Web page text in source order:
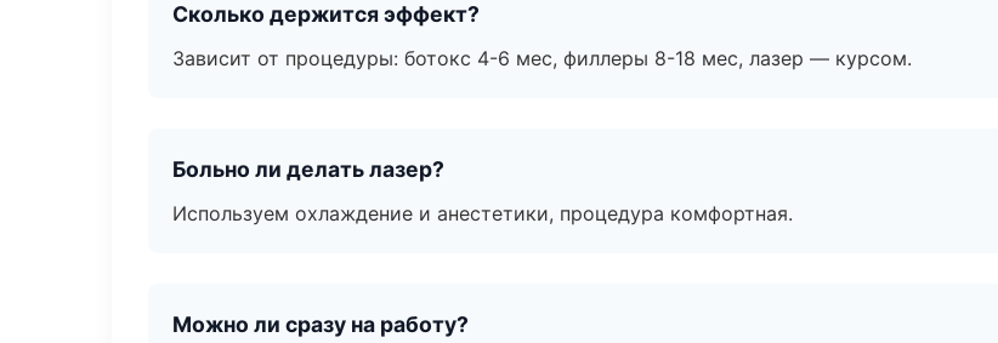
Сколько держится эффект?
Зависит от процедуры: ботокс 4-6 мес, филлеры 8-18 мес, лазер — курсом.
Больно ли делать лазер?
Используем охлаждение и анестетики, процедура комфортная.
Можно ли сразу на работу?